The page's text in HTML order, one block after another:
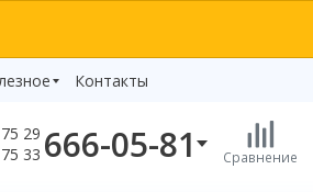
Контакты
29
33 666-05-81 Сравнение